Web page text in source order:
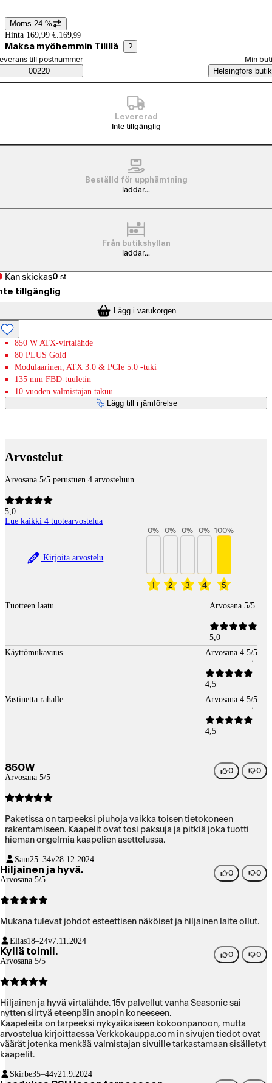
Prisinformation
Moms 24 %
Hinta 169,99 €. 169,99
Maksa myöhemmin Tilillä ?
Saatavuustiedot
beställningssätt
till postnummer
00220
Min
Helsingfors butik
Levererad
Inte tillgänglig
Beställd för upphämtning
laddar...
Från butikshyllan
laddar...
Kan skickas0 st
tillgänglig
Lägg i varukorgen
850 W ATX-virtalähde
80 PLUS Gold
Modulaarinen, ATX 3.0 & PCIe 5.0 -tuki
135 mm FBD-tuuletin
10 vuoden valmistajan takuu
Lägg till i jämförelse
Arvostelut
Arvosana 5/5 perustuen 4 arvosteluun
5,0
Lue kaikki 4 tuotearvostelua
Kirjoita arvostelu
1
0%
2
0%
3
0%
4
0%
5
100%
Tuotteen laatu Arvosana 5/5
5,0
Käyttömukavuus
Arvosana 4.5/5
4,5
Vastinetta rahalle
Arvosana 4.5/5
4,5
850W
Arvosana 5/5
0 0
Paketissa on tarpeeksi piuhoja vaikka toisen tietokoneen
rakentamiseen. Kaapelit ovat tosi paksuja ja pitkiä joka tuotti
hieman ongelmia kaapelien asettelussa.
Sam25–34v28.12.2024
Hiljainen ja hyvä.
Arvosana 5/5
0 0
Mukana tulevat johdot esteettisen näköiset ja hiljainen laite ollut.
Elias18–24v7.11.2024
Kyllä toimii.
Arvosana 5/5
0 0
Hiljainen ja hyvä virtalähde. 15v palvellut vanha Seasonic sai
nytten siirtyä eteenpäin anopin koneeseen.
Kaapeleita on tarpeeksi nykyaikaiseen kokoonpanoon, mutta
arvostelua kirjoittaessa Verkkokauppa.com in sivujen tiedot ovat
väärät jotenka menkää valmistajan sivuille tarkastamaan sisälletyt
kaapelit.
Skirbe35–44v21.9.2024